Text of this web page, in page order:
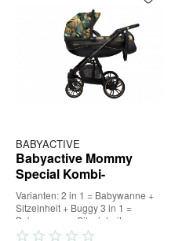
BABYACTIVE
Babyactive Mommy
Special Kombi-
Kinderwagen
Varianten: 2 in 1 = Babywanne +
Sitzeinheit + Buggy 3 in 1 =
Babywanne + Sitzeinheit +
Buggy + Babyschale (inkl....